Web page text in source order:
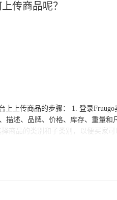
传商品呢？
，选择“产品管理”选项卡并单击“添加新产品”按钮。 2. 填写商品信
库存、重量和尺寸等。 3. 上传商品照片，要求每个产品必须至少有一张